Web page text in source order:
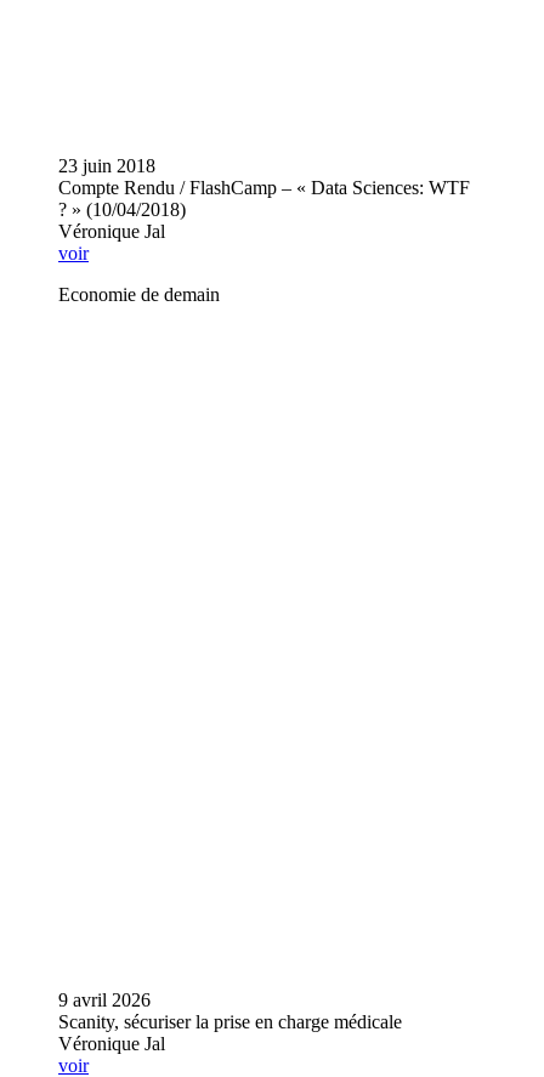
23 juin 2018
Compte Rendu / FlashCamp – « Data Sciences: WTF
? » (10/04/2018)
Véronique Jal
voir
Economie de demain
9 avril 2026
Scanity, sécuriser la prise en charge médicale
Véronique Jal
voir